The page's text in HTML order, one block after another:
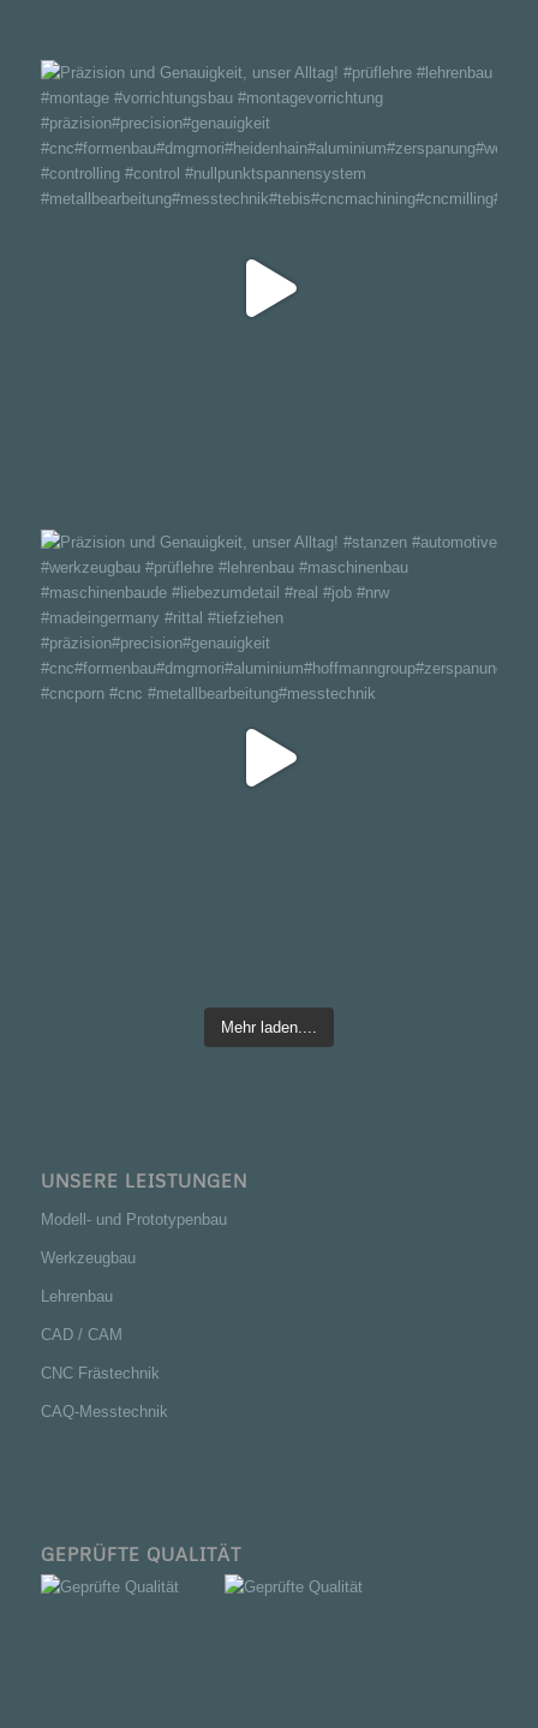
Mehr laden....
UNSERE LEISTUNGEN
Modell- und Prototypenbau
Werkzeugbau
Lehrenbau
CAD / CAM
CNC Frästechnik
CAQ-Messtechnik
GEPRÜFTE QUALITÄT